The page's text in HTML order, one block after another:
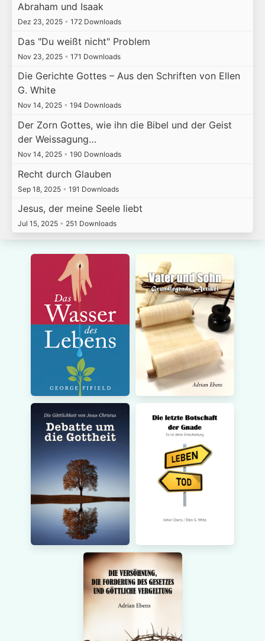
Abraham und Isaak
Dez 23, 2025 • 172 Downloads
Das "Du weißt nicht" Problem
Nov 23, 2025 • 171 Downloads
Die Gerichte Gottes – Aus den Schriften von Ellen
G. White
Nov 14, 2025 • 194 Downloads
Der Zorn Gottes, wie ihn die Bibel und der Geist
der Weissagung…
Nov 14, 2025 • 190 Downloads
Recht durch Glauben
Sep 18, 2025 • 191 Downloads
Jesus, der meine Seele liebt
Jul 15, 2025 • 251 Downloads